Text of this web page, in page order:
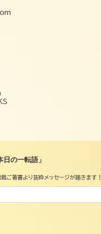
の一転語」
ご著書より抜粋メッセージが届きます！